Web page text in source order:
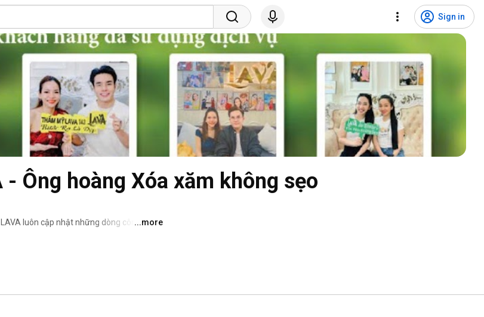
Sign in
Ông hoàng Xóa xăm không sẹo
luôn cập nhật những dòng công nghệ
sở hữu công nghệ xoá xăm tiên tiến
...more